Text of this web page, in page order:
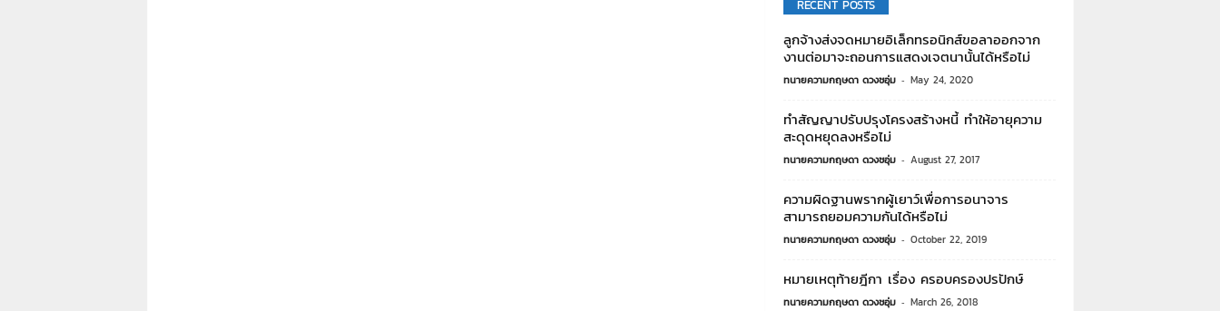
RECENT POSTS
ลูกจ้างส่งจดหมายอิเล็กทรอนิกส์ขอลาออกจาก
งานต่อมาจะถอนการแสดงเจตนานั้นได้หรือไม่
ทนายความกฤษดา ดวงชอุ่ม - May 24, 2020
ทำสัญญาปรับปรุงโครงสร้างหนี้ ทำให้อายุความ
สะดุดหยุดลงหรือไม่
ทนายความกฤษดา ดวงชอุ่ม - August 27, 2017
ความผิดฐานพรากผู้เยาว์เพื่อการอนาจาร
สามารถยอมความกันได้หรือไม่
ทนายความกฤษดา ดวงชอุ่ม - October 22, 2019
หมายเหตุท้ายฎีกา เรื่อง ครอบครองปรปักษ์
ทนายความกฤษดา ดวงชอุ่ม - March 26, 2018